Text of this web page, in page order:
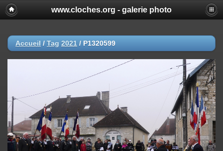
www.cloches.org - galerie photo
Accueil / Tag 2021 / P1320599